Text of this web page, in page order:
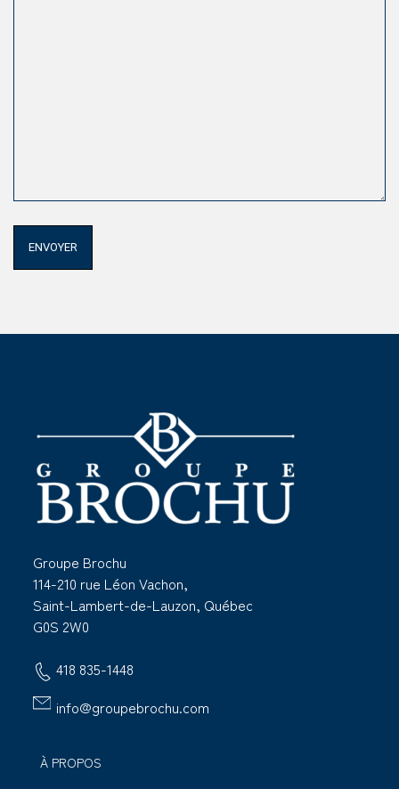
Groupe Brochu
114-210 rue Léon Vachon,
Saint-Lambert-de-Lauzon, Québec
G0S 2W0
418 835-1448
info@groupebrochu.com
À PROPOS